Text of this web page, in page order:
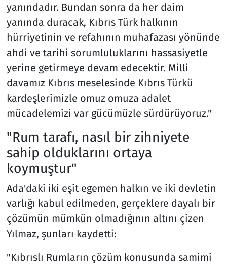
yanındadır. Bundan sonra da her daim
yanında duracak, Kıbrıs Türk halkının
hürriyetinin ve refahının muhafazası yönünde
ahdi ve tarihi sorumluluklarını hassasiyetle
yerine getirmeye devam edecektir. Milli
davamız Kıbrıs meselesinde Kıbrıs Türkü
kardeşlerimizle omuz omuza adalet
mücadelemizi var gücümüzle sürdürüyoruz."
"Rum tarafı, nasıl bir zihniyete
sahip olduklarını ortaya
koymuştur"
Ada'daki iki eşit egemen halkın ve iki devletin
varlığı kabul edilmeden, gerçeklere dayalı bir
çözümün mümkün olmadığının altını çizen
Yılmaz, şunları kaydetti:
"Kıbrıslı Rumların çözüm konusunda samimi